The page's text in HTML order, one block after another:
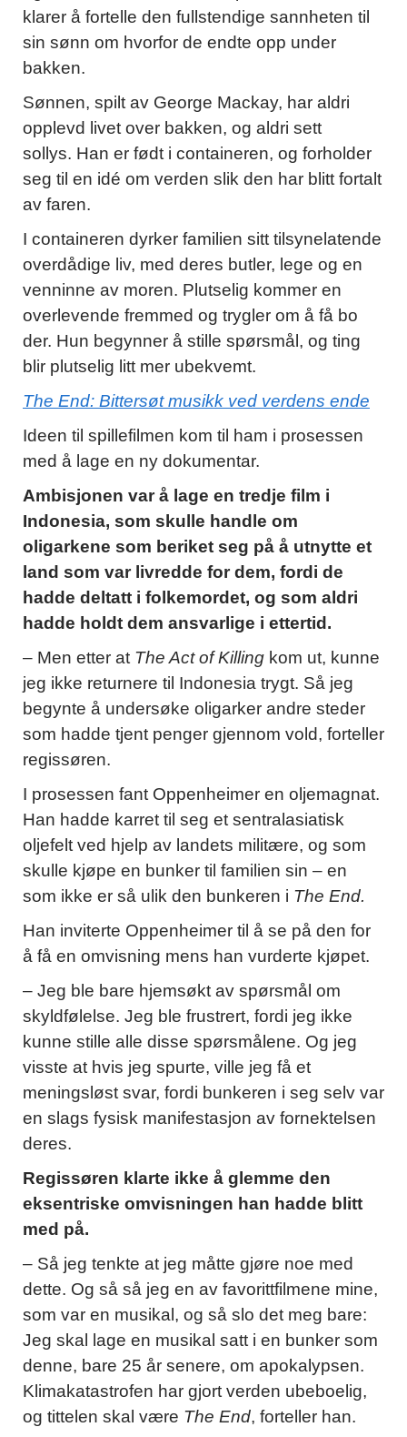
klarer å fortelle den fullstendige sannheten til
sin sønn om hvorfor de endte opp under
bakken.
Sønnen, spilt av George Mackay, har aldri
opplevd livet over bakken, og aldri sett
sollys. Han er født i containeren, og forholder
seg til en idé om verden slik den har blitt fortalt
av faren.
I containeren dyrker familien sitt tilsynelatende
overdådige liv, med deres butler, lege og en
venninne av moren. Plutselig kommer en
overlevende fremmed og trygler om å få bo
der. Hun begynner å stille spørsmål, og ting
blir plutselig litt mer ubekvemt.
The End: Bittersøt musikk ved verdens ende
Ideen til spillefilmen kom til ham i prosessen
med å lage en ny dokumentar.
Ambisjonen var å lage en tredje film i
Indonesia, som skulle handle om
oligarkene som beriket seg på å utnytte et
land som var livredde for dem, fordi de
hadde deltatt i folkemordet, og som aldri
hadde holdt dem ansvarlige i ettertid.
– Men etter at The Act of Killing kom ut, kunne
jeg ikke returnere til Indonesia trygt. Så jeg
begynte å undersøke oligarker andre steder
som hadde tjent penger gjennom vold, forteller
regissøren.
I prosessen fant Oppenheimer en oljemagnat.
Han hadde karret til seg et sentralasiatisk
oljefelt ved hjelp av landets militære, og som
skulle kjøpe en bunker til familien sin – en
som ikke er så ulik den bunkeren i The End.
Han inviterte Oppenheimer til å se på den for
å få en omvisning mens han vurderte kjøpet.
– Jeg ble bare hjemsøkt av spørsmål om
skyldfølelse. Jeg ble frustrert, fordi jeg ikke
kunne stille alle disse spørsmålene. Og jeg
visste at hvis jeg spurte, ville jeg få et
meningsløst svar, fordi bunkeren i seg selv var
en slags fysisk manifestasjon av fornektelsen
deres.
Regissøren klarte ikke å glemme den
eksentriske omvisningen han hadde blitt
med på.
– Så jeg tenkte at jeg måtte gjøre noe med
dette. Og så så jeg en av favorittfilmene mine,
som var en musikal, og så slo det meg bare:
Jeg skal lage en musikal satt i en bunker som
denne, bare 25 år senere, om apokalypsen.
Klimakatastrofen har gjort verden ubeboelig,
og tittelen skal være The End, forteller han.